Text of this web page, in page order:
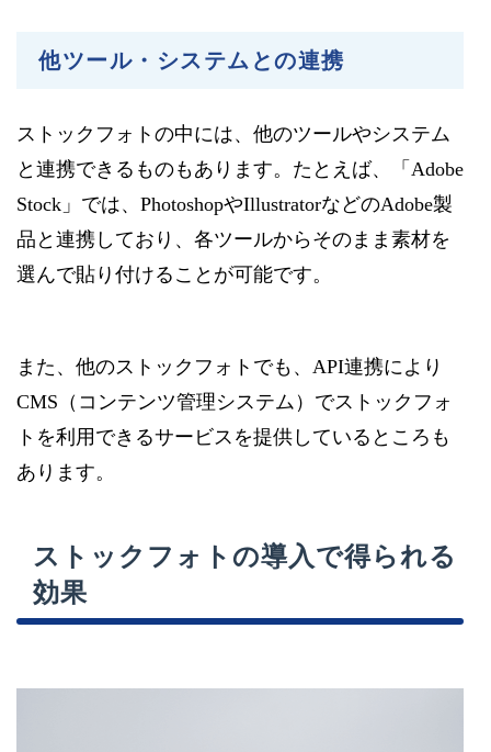
他ツール・システムとの連携
ストックフォトの中には、他のツールやシステム
と連携できるものもあります。たとえば、「Adobe
Stock」では、PhotoshopやIllustratorなどのAdobe製
品と連携しており、各ツールからそのまま素材を
選んで貼り付けることが可能です。
また、他のストックフォトでも、API連携により
CMS（コンテンツ管理システム）でストックフォ
トを利用できるサービスを提供しているところも
あります。
ストックフォトの導入で得られる
効果